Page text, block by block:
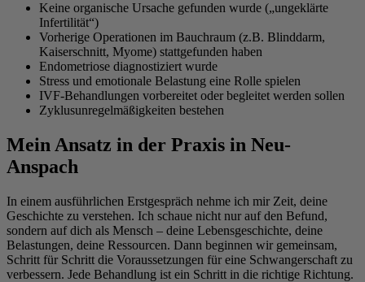
Keine organische Ursache gefunden wurde („ungeklärte
Infertilität“)
Vorherige Operationen im Bauchraum (z.B. Blinddarm,
Kaiserschnitt, Myome) stattgefunden haben
Endometriose diagnostiziert wurde
Stress und emotionale Belastung eine Rolle spielen
IVF-Behandlungen vorbereitet oder begleitet werden sollen
Zyklusunregelmäßigkeiten bestehen
Mein Ansatz in der Praxis in Neu-
Anspach
In einem ausführlichen Erstgespräch nehme ich mir Zeit, deine
Geschichte zu verstehen. Ich schaue nicht nur auf den Befund,
sondern auf dich als Mensch – deine Lebensgeschichte, deine
Belastungen, deine Ressourcen. Dann beginnen wir gemeinsam,
Schritt für Schritt die Voraussetzungen für eine Schwangerschaft zu
verbessern. Jede Behandlung ist ein Schritt in die richtige Richtung.